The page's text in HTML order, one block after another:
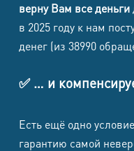
верну Вам все деньги
в 2025 году к нам
денег (из 38990
✅ … и
Есть ещё одно
гарантию самой